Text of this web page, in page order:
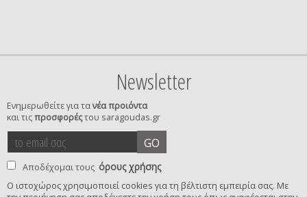
Newsletter
Ενημερωθείτε για τανέα προιόντα
και τιςπροσφορέςτου saragoudas.gr
το
email
σας
GO
Αποδέχομαι τους όρους χρήσης
Ο ιστοχώρος χρησιμοποιεί cookies για τη βέλτιστη εμπειρία σας. Με